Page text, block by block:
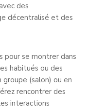
des
décentralisé et des
pour se montrer dans
habitués ou des
(salon) ou en
rencontrer des
interactions